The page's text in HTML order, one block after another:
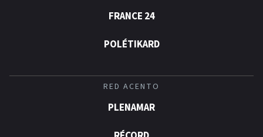
FRANCE 24
POLÉTIKARD
RED ACENTO
PLENAMAR